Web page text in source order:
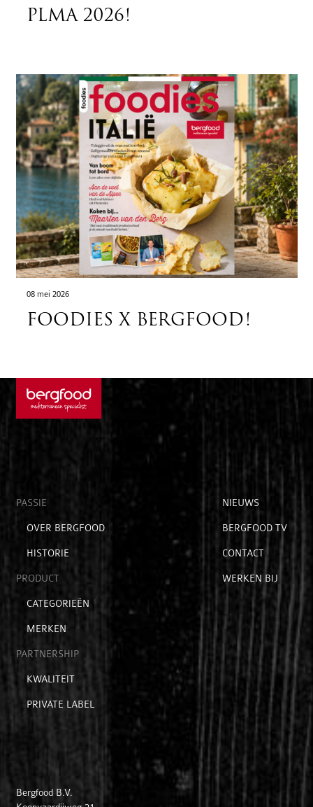
PLMA 2026!
08 mei 2026
FOODIES X BERGFOOD!
Open
voor
hoofditems
PASSIE
Open
voor
passie
OVER BERGFOOD
HISTORIE
PRODUCT
Open
voor
product
CATEGORIEËN
MERKEN
PARTNERSHIP
Open
voor
KWALITEIT
PRIVATE LABEL
Open
voor
extra
NIEUWS
BERGFOOD TV
CONTACT
WERKEN BIJ
Bergfood B.V.